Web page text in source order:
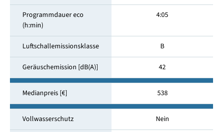
Programmdauer eco
(h:min)
4:05
Luftschallemissionsklasse B
Geräuschemission [dB(A)] 42
Medianpreis [€] 538
Vollwasserschutz Nein